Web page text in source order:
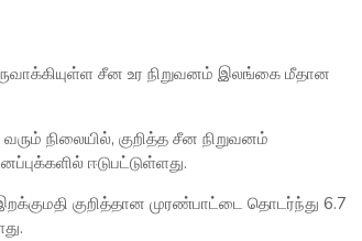
சீன உர நிறுவனம் இலங்கை மீதான
நிலையில், குறித்த சீன நிறுவனம்
ஈடுபட்டுள்ளது.
குறித்தான முரண்பாட்டை தொடர்ந்து 6.7